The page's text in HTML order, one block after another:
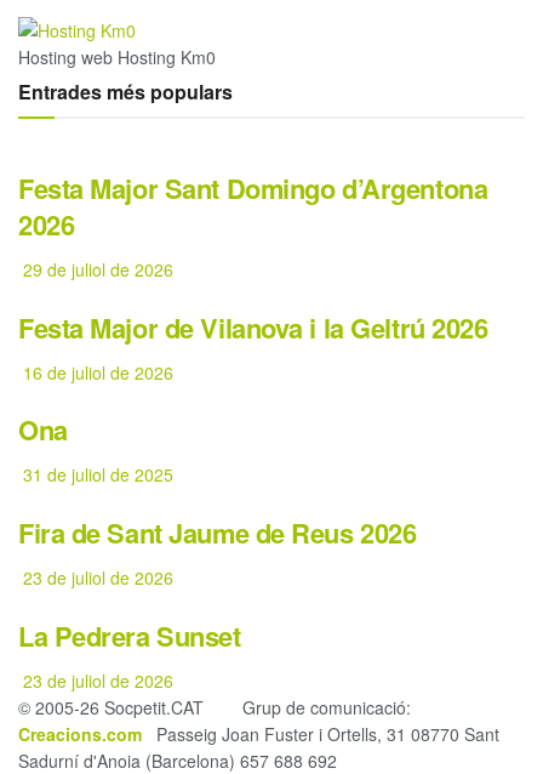
Hosting web Hosting Km0
Entrades més populars
Festa Major Sant Domingo d’Argentona
2026
29 de juliol de 2026
Festa Major de Vilanova i la Geltrú 2026
16 de juliol de 2026
Ona
31 de juliol de 2025
Fira de Sant Jaume de Reus 2026
23 de juliol de 2026
La Pedrera Sunset
23 de juliol de 2026
© 2005-26 Socpetit.CAT Grup de comunicació:
Creacions.com Passeig Joan Fuster i Ortells, 31 08770 Sant
Sadurní d'Anoia (Barcelona) 657 688 692